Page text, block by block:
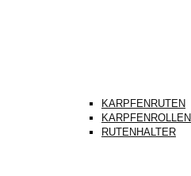
KARPFENRUTEN
KARPFENROLLEN
RUTENHALTER